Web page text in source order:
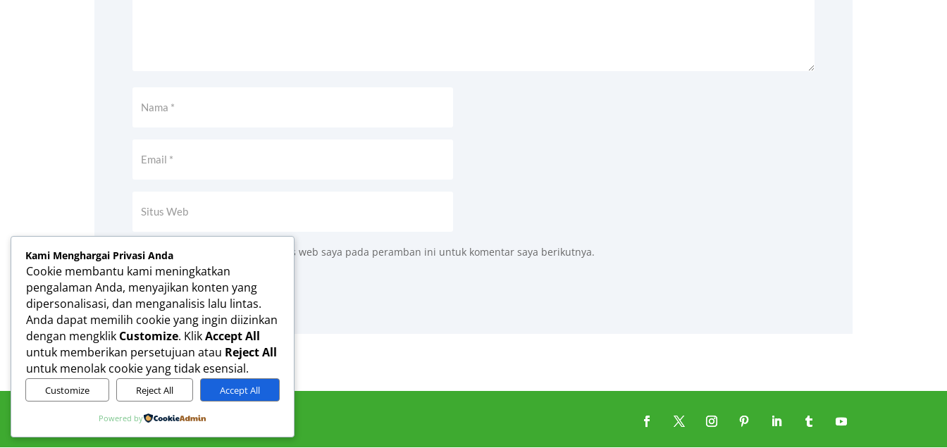
Simpan nama, email, dan situs web saya pada peramban ini untuk komentar saya berikutnya.
Kirim Komentar
Kami Menghargai Privasi Anda
Cookie membantu kami meningkatkan
pengalaman Anda, menyajikan konten yang
dipersonalisasi, dan menganalisis lalu lintas.
Anda dapat memilih cookie yang ingin diizinkan
dengan mengklik Customize. KlikAccept All
untuk memberikan persetujuan atau Reject All
untuk menolak cookie yang tidak esensial.
Customize Reject All Accept All
Powered by